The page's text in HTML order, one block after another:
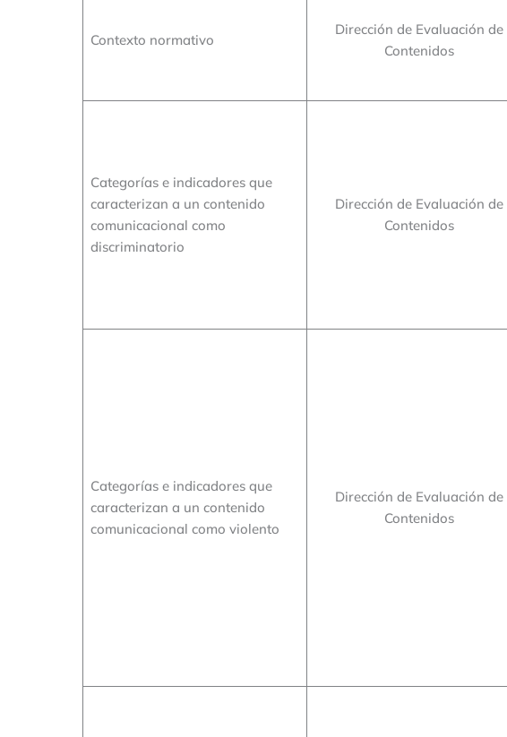
Contexto normativo
Dirección de Evaluación de
Contenidos
Categorías e indicadores que
caracterizan a un contenido
comunicacional como
discriminatorio
Dirección de Evaluación de
Contenidos
Categorías e indicadores que
caracterizan a un contenido
comunicacional como violento
Dirección de Evaluación de
Contenidos